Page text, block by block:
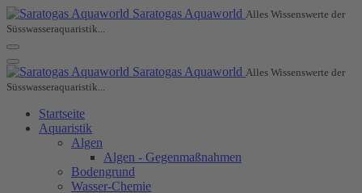
Saratogas Aquaworld Alles Wissenswerte der
Süsswasseraquaristik...
Saratogas Aquaworld Alles Wissenswerte der
Süsswasseraquaristik...
Startseite
Aquaristik
Algen
Algen - Gegenmaßnahmen
Bodengrund
Wasser-Chemie